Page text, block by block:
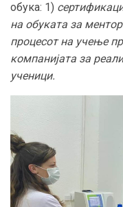
обука: 1) с
на обуката за
процесот на учење
компанијата за
ученици.